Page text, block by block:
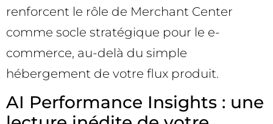
renforcent le rôle de Merchant Center
comme socle stratégique pour le e-
commerce, au-delà du simple
hébergement de votre flux produit.
AI Performance Insights : une